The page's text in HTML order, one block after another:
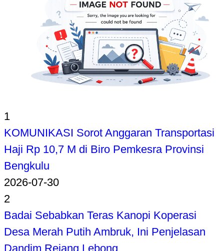
1
KOMUNIKASI Sorot Anggaran Transportasi
Haji Rp 10,7 M di Biro Pemkesra Provinsi
Bengkulu
2026-07-30
2
Badai Sebabkan Teras Kanopi Koperasi
Desa Merah Putih Ambruk, Ini Penjelasan
Dandim Rejang Lebong